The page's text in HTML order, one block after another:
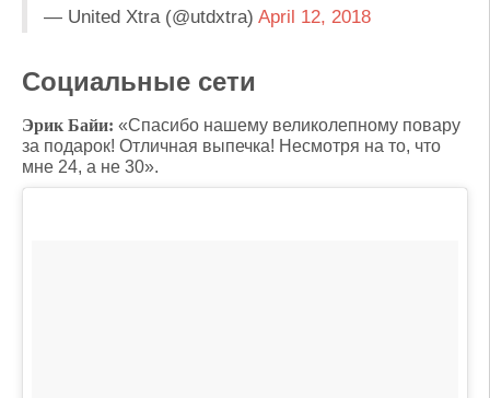
— United Xtra (@utdxtra) April 12, 2018
Социальные сети
Эрик Байи: «Спасибо нашему великолепному повару
за подарок! Отличная выпечка! Несмотря на то, что
мне 24, а не 30».